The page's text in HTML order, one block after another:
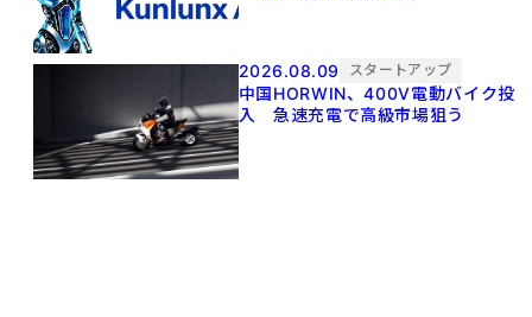
2026.08.09 スタートアップ
中国HORWIN、400V電動バイク投
入 急速充電で高級市場狙う